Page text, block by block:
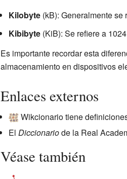
Kilobyte(kB): Generalmente se
Kibibyte(KiB): Se refiere a
Es importante recordar esta
almacenamiento en dispositivos
Enlaces externos
Wikcionario tiene
El Diccionariode la Real
Véase también